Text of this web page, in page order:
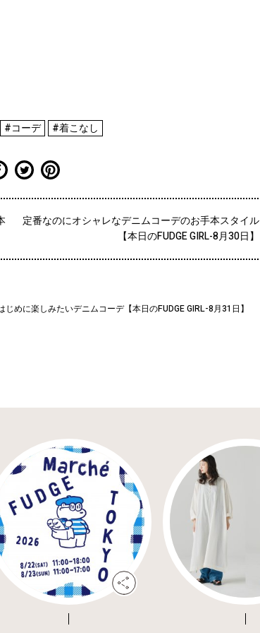
#コーデ #着こなし
定番なのにオシャレなデニムコーデのお手本スタイル
【本日のFUDGE GIRL-8月30日】
じめに楽しみたいデニムコーデ【本日のFUDGE GIRL-8月31日】